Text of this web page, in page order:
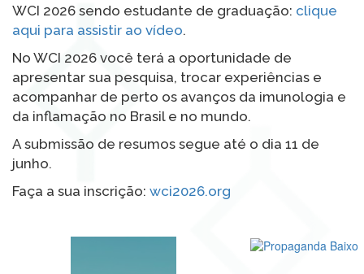
WCI 2026 sendo estudante de graduação: clique
aqui para assistir ao vídeo.
No WCI 2026 você terá a oportunidade de
apresentar sua pesquisa, trocar experiências e
acompanhar de perto os avanços da imunologia e
da inflamação no Brasil e no mundo.
A submissão de resumos segue até o dia 11 de
junho.
Faça a sua inscrição: wci2026.org